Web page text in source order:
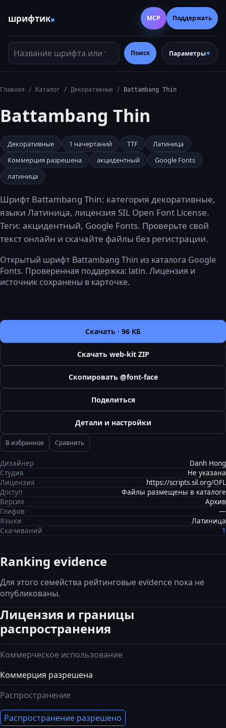
шрифтик
Название шрифта или тег
Поиск Параметры
MCP Поддержать
Главная / Каталог / Декоративные / Battambang Thin
Battambang Thin
Декоративные 1 начертаний TTF
Латиница
Коммерция разрешена
акцидентный
Google Fonts
латиница
Шрифт Battambang Thin: категория декоративные,
языки Латиница, лицензия SIL Open Font License.
Теги: акцидентный, Google Fonts. Проверьте свой
текст онлайн и скачайте файлы без регистрации.
Открытый шрифт Battambang Thin из каталога Google
Fonts. Проверенная поддержка: latin. Лицензия и
источник сохранены в карточке.
Скачать · 96 КБ
Скачать web-kit ZIP
Скопировать @font-face
Поделиться
Детали и настройки
В избранное Сравнить
Дизайнер
Danh Hong
Студия
Не указана
Лицензия
https://scripts.sil.org/OFL
Доступ
Файлы размещены в каталоге
Версия
Архив
Глифов
—
Языки
Латиница
Скачиваний
1
Ranking evidence
Для этого семейства рейтинговые evidence пока не
опубликованы.
Лицензия и границы
распространения
Коммерческое использование
Коммерция разрешена
Распространение
Распространение разрешено